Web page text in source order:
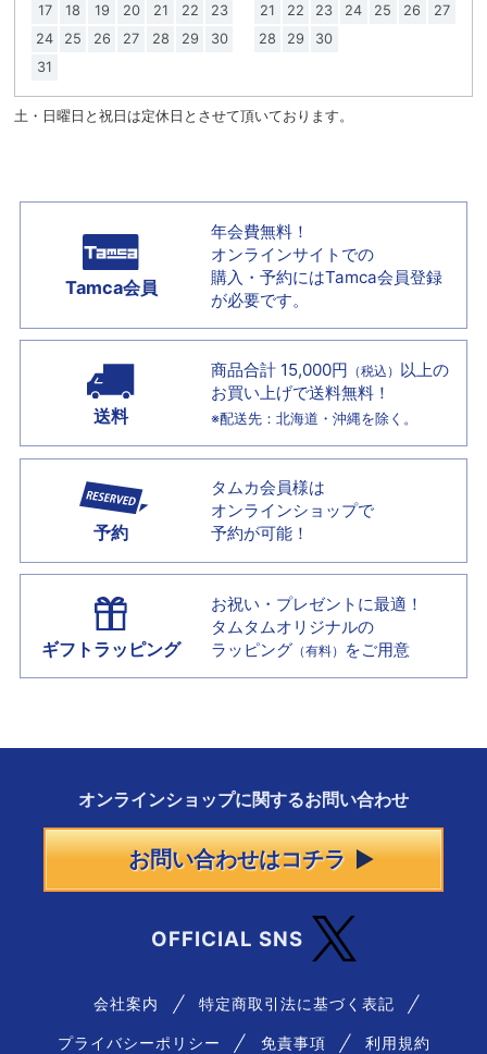
17
18 19 20 21 22
23
24
25 26 27 28 29
30
31
21
22 23 24 25 26
27
28
29 30
土・日曜日と祝日は定休日とさせて頂いております。
Tamca会員
年会費無料！
オンラインサイトでの
購入・予約にはTamca会員登録
が必要です。
送料
商品合計 15,000円 （税込） 以上の
お買い上げで送料無料！
※配送先：北海道・沖縄を除く。
予約
タムカ会員様は
オンラインショップで
予約が可能！
ギフトラッピング
お祝い・プレゼントに最適！
タムタムオリジナルの
ラッピング （有料） をご用意
オンラインショップに関するお問い合わせ
お問い合わせはコチラ
OFFICIAL SNS
会社案内 特定商取引法に基づく表記
プライバシーポリシー 免責事項 利用規約